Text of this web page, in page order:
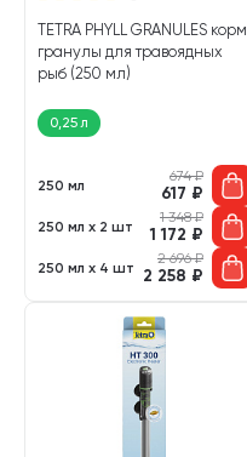
TETRA PHYLL GRANULES корм
гранулы для травоядных
рыб (250 мл)
0,25 л
250 мл
674₽
617 ₽
250 мл х 2 шт
1 348₽
1 172 ₽
250 мл х 4 шт
2 696₽
2 258 ₽